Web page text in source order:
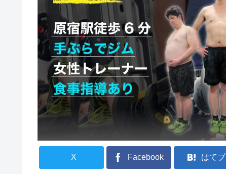
X Facebook はてブ